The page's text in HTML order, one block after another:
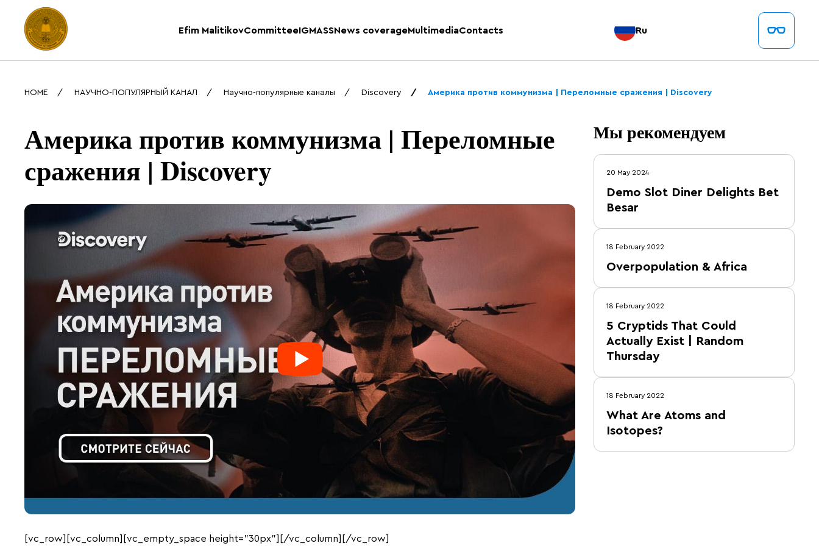
Efim MalitikovCommitteeIGMASSNews coverageMultimediaContacts Ru
HOME НАУЧНО-ПОПУЛЯРНЫЙ КАНАЛ Научно-популярные каналы Discovery Америка против коммунизма | Переломные сражения | Discovery
Америка против коммунизма | Переломные
сражения | Discovery
[vc_row][vc_column][vc_empty_space height=”30px”][/vc_column][/vc_row]
Мы рекомендуем
20 May 2024
Demo Slot Diner Delights Bet
Besar
18 February 2022
Overpopulation & Africa
18 February 2022
5 Cryptids That Could
Actually Exist | Random
Thursday
18 February 2022
What Are Atoms and
Isotopes?